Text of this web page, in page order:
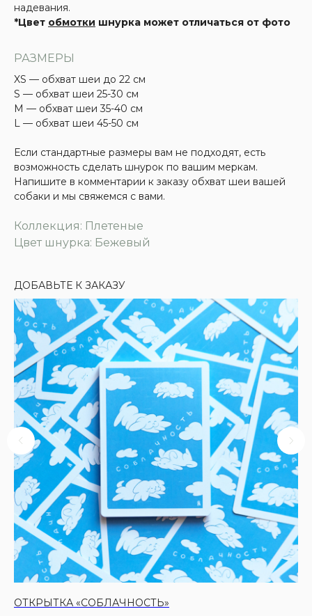
надевания.
*Цвет обмотки шнурка может отличаться от фото
РАЗМЕРЫ
XS — обхват шеи до 22 см
S — обхват шеи 25-30 см
М — обхват шеи 35-40 см
L — обхват шеи 45-50 см
Если стандартные размеры вам не подходят, есть
возможность сделать шнурок по вашим меркам.
Напишите в комментарии к заказу обхват шеи вашей
собаки и мы свяжемся с вами.
Коллекция: Плетеные
Цвет шнурка: Бежевый
ДОБАВЬТЕ К ЗАКАЗУ
ОТКРЫТКА «СОБЛАЧНОСТЬ»